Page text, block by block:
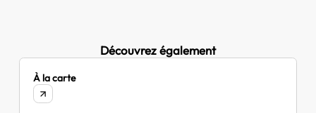
Découvrez également
À la carte